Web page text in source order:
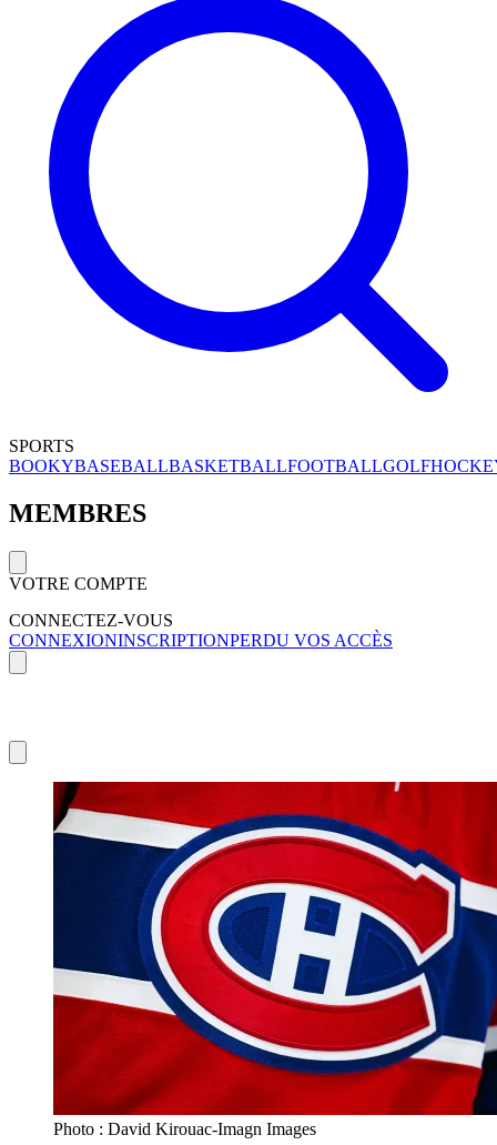
SPORTS
BOOKYBASEBALLBASKETBALLFOOTBALLGOLF
MEMBRES
VOTRE COMPTE
CONNECTEZ-VOUS
CONNEXIONINSCRIPTIONPERDU VOS ACCÈS
Photo : David Kirouac-Imagn Images